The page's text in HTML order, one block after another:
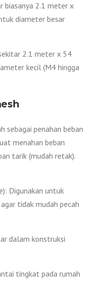
biasanya 2.1 meter x
diameter besar
2.1 meter x 54
kecil (M4 hingga
sebagai penahan beban
menahan beban
tarik (mudah retak).
Digunakan untuk
tidak mudah pecah
dalam konstruksi
tingkat pada rumah